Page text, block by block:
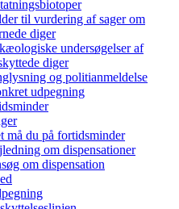
til vurdering af sager om
diger
undersøgelser af
diger
og politianmeldelse
udpegning
må du på fortidsminder
om dispensationer
om dispensation